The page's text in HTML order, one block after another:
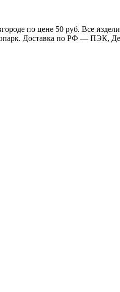
по цене 50 руб. Все
Доставка по РФ — ПЭК,